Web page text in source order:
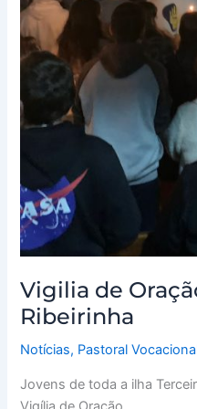
Vigilia de
Ribeirinha
Notícias, Pastoral
Jovens de toda a ilha